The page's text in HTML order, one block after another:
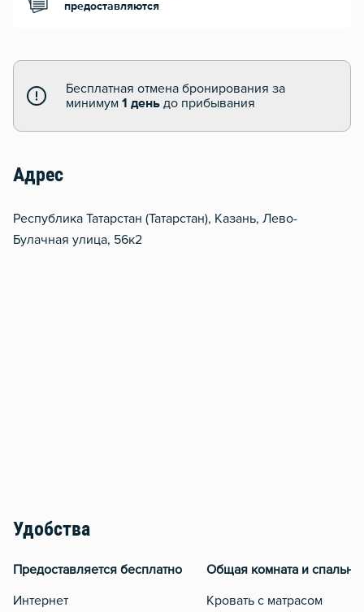
предоставляются
Бесплатная отмена бронирования за
минимум 1 день до прибывания
Адрес
Республика Татарстан (Татарстан), Казань, Лево-
Булачная улица, 56к2
Удобства
Предоставляется бесплатно
Интернет
Общая комната и спальня
Кровать с матрасом